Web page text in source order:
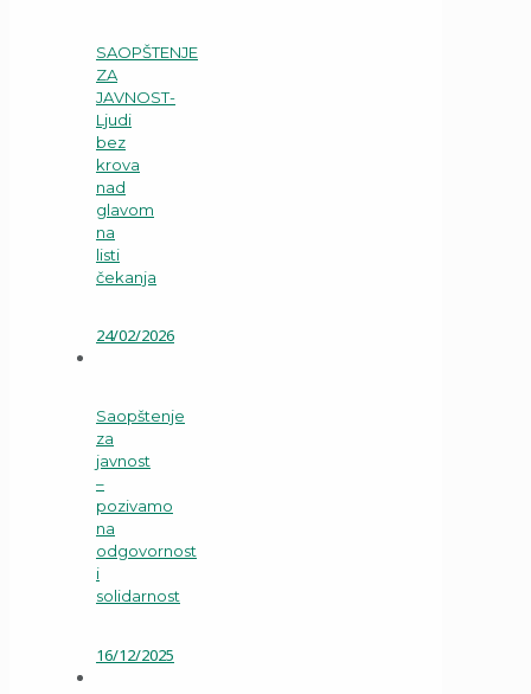
SAOPŠTENJE
ZA
JAVNOST-
Ljudi
bez
krova
nad
glavom
na
listi
čekanja
24/02/2026
Saopštenje
za
javnost
–
pozivamo
na
odgovornost
i
solidarnost
16/12/2025